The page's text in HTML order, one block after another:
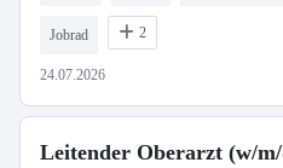
Jobrad 2
24.07.2026
Leitender Oberarzt (w/